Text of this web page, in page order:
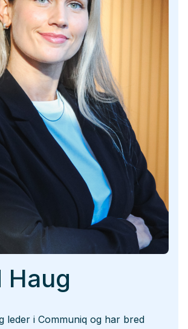
Haug
leder i Communiq og har bred